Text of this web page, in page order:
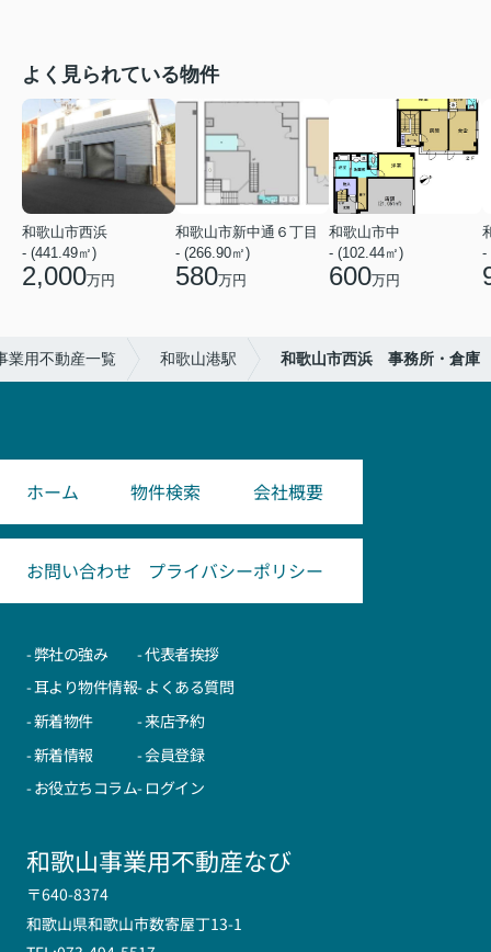
よく見られている物件
和歌山市西浜
- (441.49㎡)
2,000万円
和歌山市新中通６丁目
- (266.90㎡)
580万円
和歌山市中
- (102.44㎡)
600万円
-
業用不動産一覧 和歌山港駅 和歌山市西浜 事務所・倉庫
ホーム 物件検索 会社概要
お問い合わせ プライバシーポリシー
- 弊社の強み
- 耳より物件情報
- 新着物件
- 新着情報
- お役立ちコラム
- 代表者挨拶
- よくある質問
- 来店予約
- 会員登録
- ログイン
和歌山事業用不動産なび
〒640-8374
和歌山県和歌山市数寄屋丁13-1